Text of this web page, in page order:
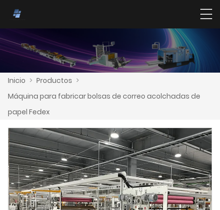
Inicio > Productos >
Máquina para fabricar bolsas de correo acolchadas de
papel Fedex